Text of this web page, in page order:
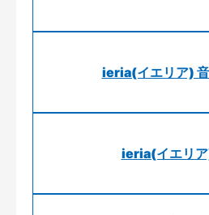
ieria(イエリア)
ieria(イエリ